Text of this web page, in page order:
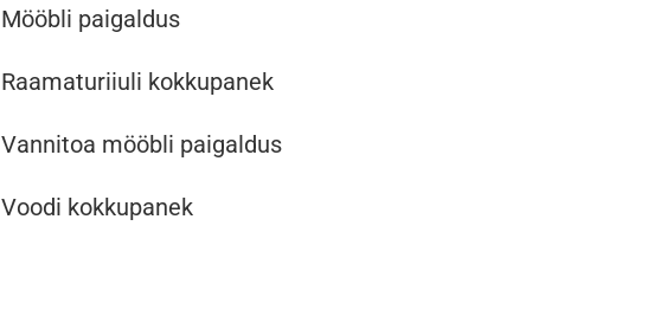
Mööbli paigaldus
Raamaturiiuli kokkupanek
Vannitoa mööbli paigaldus
Voodi kokkupanek